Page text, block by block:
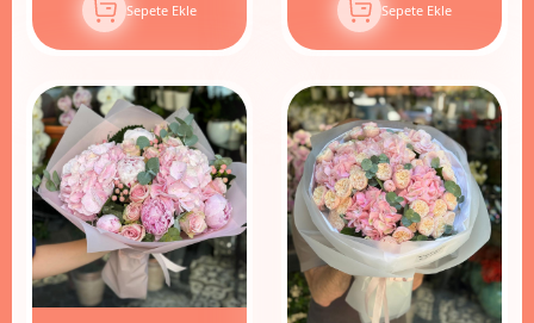
Sepete Ekle Sepete Ekle
7%
İndirim